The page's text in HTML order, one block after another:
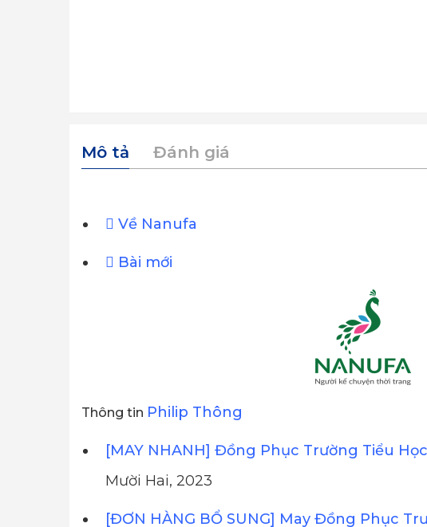
Mô tả Đánh giá
Về Nanufa
Bài mới
Thông tin Philip Thông
[MAY NHANH] Đồng Phục Trường Tiểu
Mười Hai, 2023
[ĐƠN HÀNG BỔ SUNG] May Đồng Phục